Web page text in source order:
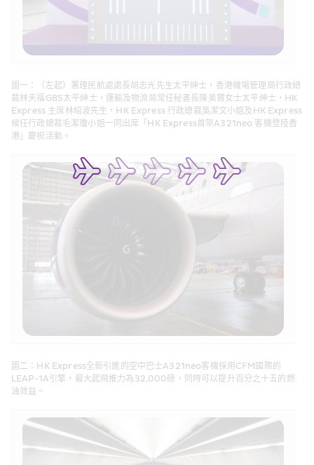
圖一：（左起）署理民航處處長胡志光先生太平紳士，香港機場管理局行政總
裁林天福GBS太平紳士，運輸及物流局常任秘書長陳美寶女士太平紳士，HK
Express 主席林紹波先生，HK Express 行政總裁吳潔文小姐及HK Express
候任行政總裁毛潔瓊小姐一同出席「HK Express首架A321neo 客機登陸香
港」慶祝活動。
圖二：HK Express全新引進的空中巴士A321neo客機採用CFM國際的
LEAP-1A引擎，最大起飛推力為32,000磅，同時可以提升百分之十五的燃
油效益。